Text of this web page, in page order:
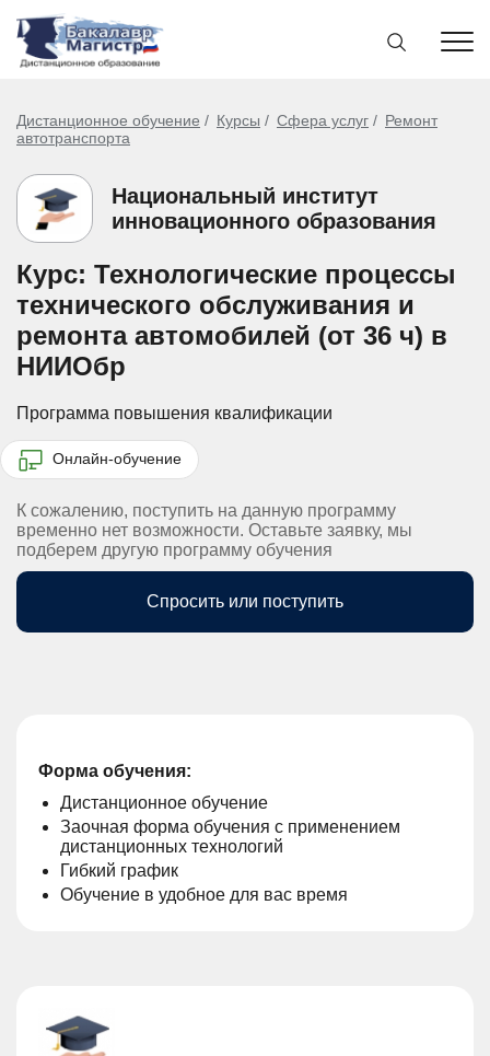
Дистанционное обучение Курсы Сфера услуг
Ремонт
автотранспорта
Национальный институт
инновационного образования
Курс: Технологические процессы
технического обслуживания и
ремонта автомобилей (от 36 ч) в
НИИОбр
Программа повышения квалификации
Онлайн-обучение
К сожалению, поступить на данную программу
временно нет возможности. Оставьте заявку, мы
подберем другую программу обучения
Спросить или поступить
Форма обучения:
Дистанционное обучение
Заочная форма обучения с применением
дистанционных технологий
Гибкий график
Обучение в удобное для вас время